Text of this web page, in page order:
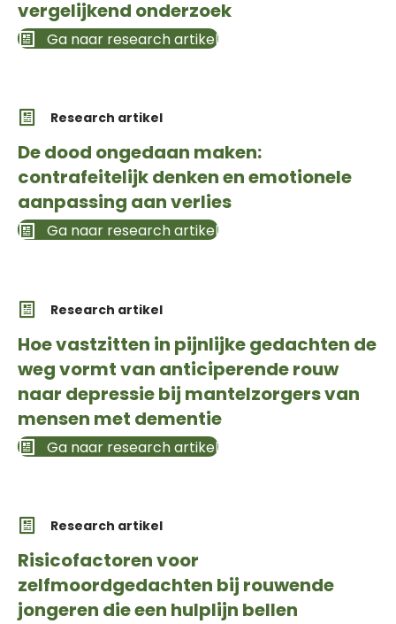
vergelijkend onderzoek
Ga naar research artikel
Research artikel
De dood ongedaan maken:
contrafeitelijk denken en emotionele
aanpassing aan verlies
Ga naar research artikel
Research artikel
Hoe vastzitten in pijnlijke gedachten de
weg vormt van anticiperende rouw
naar depressie bij mantelzorgers van
mensen met dementie
Ga naar research artikel
Research artikel
Risicofactoren voor
zelfmoordgedachten bij rouwende
jongeren die een hulplijn bellen